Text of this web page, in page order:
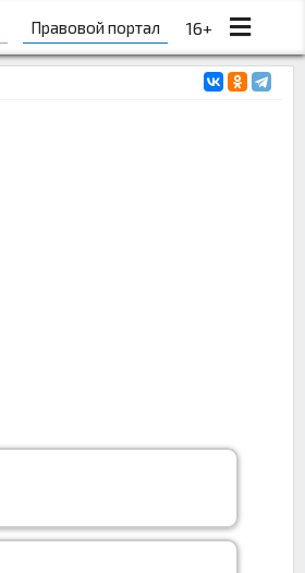
Правовой портал 16+